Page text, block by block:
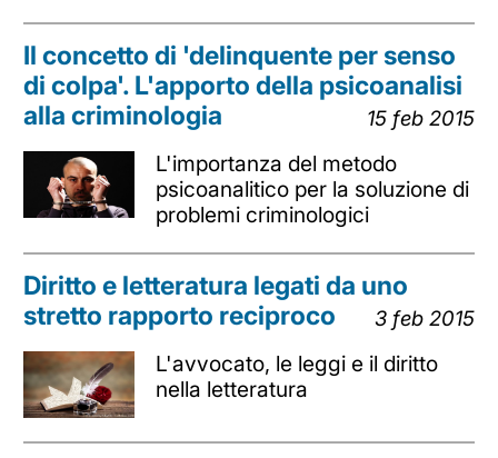
Il concetto di 'delinquente per senso
di colpa'. L'apporto della psicoanalisi
alla criminologia
15 feb 2015
L'importanza del metodo
psicoanalitico per la soluzione di
problemi criminologici
Diritto e letteratura legati da uno
stretto rapporto reciproco
3 feb 2015
L'avvocato, le leggi e il diritto
nella letteratura